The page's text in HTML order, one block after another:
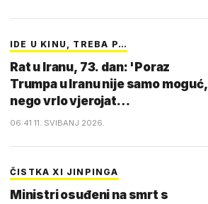
IDE U KINU, TREBA P…
Rat u Iranu, 73. dan: 'Poraz
Trumpa u Iranu nije samo moguć,
nego vrlo vjerojat…
06:41 11. SVIBANJ 2026.
ČISTKA XI JINPINGA
Ministri osuđeni na smrt s